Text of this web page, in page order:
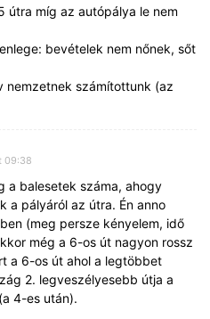
útra míg az autópálya le nem
bevételek nem nőnek, sőt
nemzetnek számítottunk (az
09:38
a balesetek száma, ahogy
a pályáról az útra. Én anno
(meg persze kényelem, idő
még a 6-os út nagyon rossz
a 6-os út ahol a legtöbbet
2. legveszélyesebb útja a
4-es után).